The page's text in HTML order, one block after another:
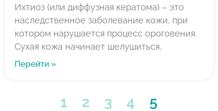
Ихтиоз (или диффузная кератома) – это
наследственное заболевание кожи, при
котором нарушается процесс ороговения.
Сухая кожа начинает шелушиться,
Перейти »
1 2 3 4 5